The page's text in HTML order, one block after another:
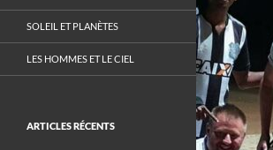
SOLEIL ET PLANÈTES
LES HOMMES ET LE CIEL
ARTICLES RÉCENTS